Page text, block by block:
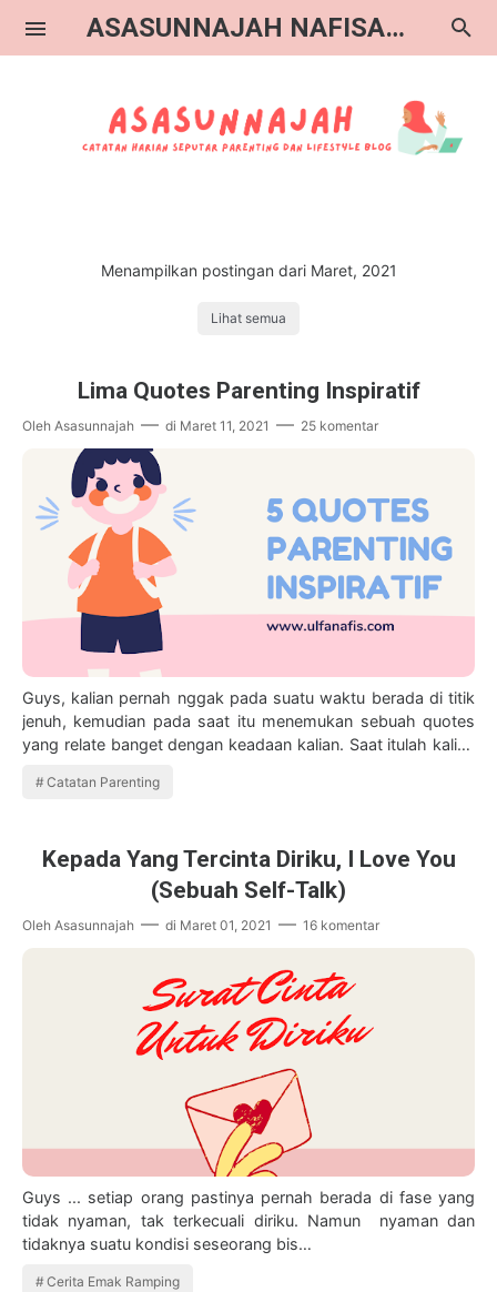
ASASUNNAJAH NAFISAH BLOG
Menampilkan postingan dari Maret, 2021
Lihat semua
Lima Quotes Parenting Inspiratif
Oleh Asasunnajah di Maret 11, 2021 25 komentar
Guys, kalian pernah nggak pada suatu waktu berada di titik
jenuh, kemudian pada saat itu menemukan sebuah quotes
yang relate banget dengan keadaan kalian. Saat itulah kalian
Catatan Parenting
Kepada Yang Tercinta Diriku, I Love You
(Sebuah Self-Talk)
Oleh Asasunnajah di Maret 01, 2021 16 komentar
Guys ... setiap orang pastinya pernah berada di fase yang
tidak nyaman, tak terkecuali diriku. Namun nyaman dan
tidaknya suatu kondisi seseorang bis…
Cerita Emak Ramping